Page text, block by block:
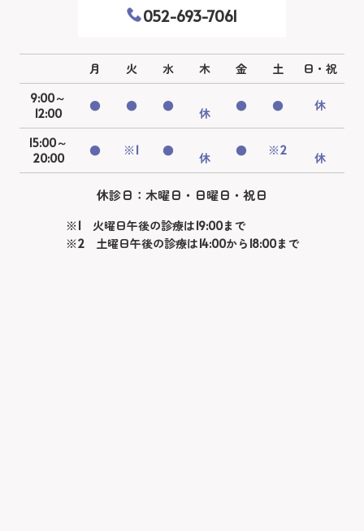
052-693-7061
9:00～
12:00
15:00～
20:00
月
●
●
火
●
※1
水
●
●
木
休
休
金
●
●
土
●
※2
日・祝
休
休
休診日：木曜日・日曜日・祝日
※1 火曜日午後の診療は19:00まで
※2 土曜日午後の診療は14:00から18:00まで